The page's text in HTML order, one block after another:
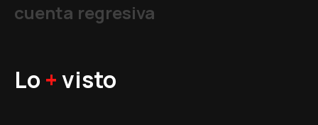
cuenta regresiva
Lo +visto